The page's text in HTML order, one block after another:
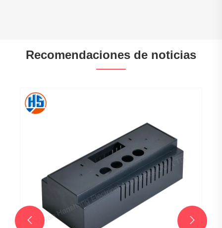
Recomendaciones de noticias
 